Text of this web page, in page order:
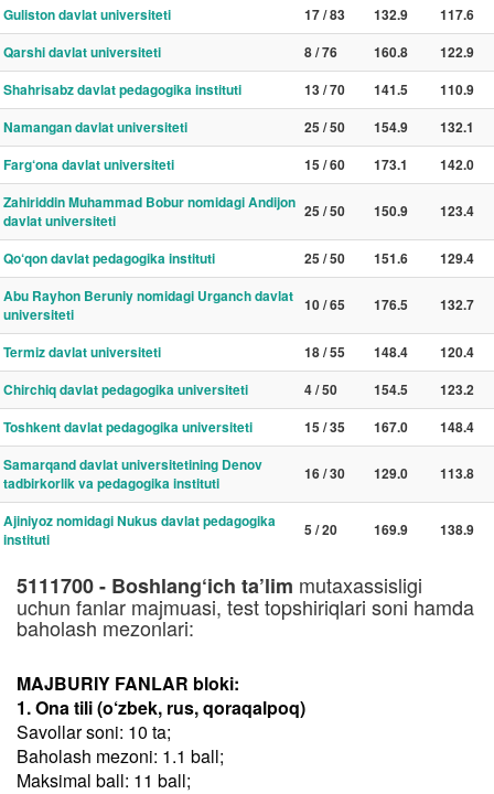
Guliston davlat universiteti
17 / 83 132.9
117.6
Qarshi davlat universiteti
8 / 76 160.8
122.9
Shahrisabz davlat pedagogika instituti
13 / 70 141.5
110.9
Namangan davlat universiteti
25 / 50 154.9
132.1
Farg‘ona davlat universiteti
15 / 60 173.1
142.0
Zahiriddin Muhammad Bobur nomidagi Andijon
davlat universiteti
25 / 50 150.9 123.4
Qo‘qon davlat pedagogika instituti 25 / 50 151.6
129.4
Abu Rayhon Beruniy nomidagi Urganch davlat
universiteti
10 / 65 176.5 132.7
Termiz davlat universiteti 18 / 55 148.4
120.4
Chirchiq davlat pedagogika universiteti
4 / 50 154.5
123.2
Toshkent davlat pedagogika universiteti
15 / 35 167.0
148.4
Samarqand davlat universitetining Denov
tadbirkorlik va pedagogika instituti
16 / 30 129.0 113.8
Ajiniyoz nomidagi Nukus davlat pedagogika
instituti
5 / 20 169.9 138.9
5111700 - Boshlang‘ich ta’lim mutaxassisligi
uchun fanlar majmuasi, test topshiriqlari soni hamda
baholash mezonlari:
MAJBURIY FANLAR bloki:
1. Ona tili (o‘zbek, rus, qoraqalpoq)
Savollar soni: 10 ta;
Baholash mezoni: 1.1 ball;
Maksimal ball: 11 ball;